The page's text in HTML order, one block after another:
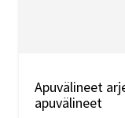
Apuvälineet
apuvälineet